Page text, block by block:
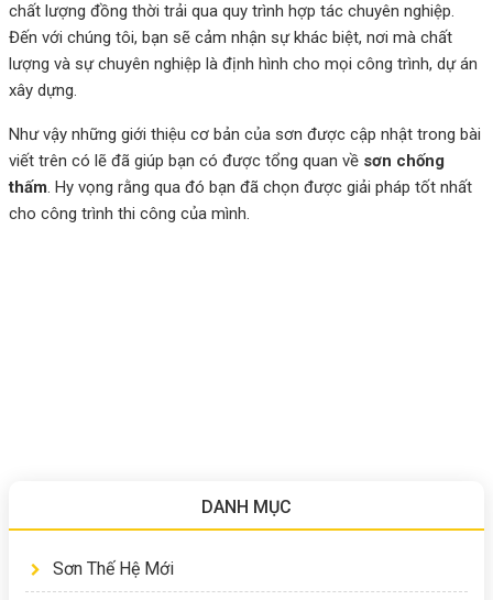
chất lượng đồng thời trải qua quy trình hợp tác chuyên nghiệp.
Đến với chúng tôi, bạn sẽ cảm nhận sự khác biệt, nơi mà chất
lượng và sự chuyên nghiệp là định hình cho mọi công trình, dự án
xây dựng.
Như vậy những giới thiệu cơ bản của sơn được cập nhật trong bài
viết trên có lẽ đã giúp bạn có được tổng quan về sơn chống
thấm. Hy vọng rằng qua đó bạn đã chọn được giải pháp tốt nhất
cho công trình thi công của mình.
DANH MỤC
Sơn Thế Hệ Mới